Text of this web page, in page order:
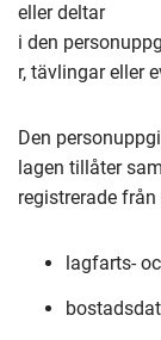
eller deltar
i den
r, tävlingar eller
Den
lagen tillåter
registrerade
lagfarts-